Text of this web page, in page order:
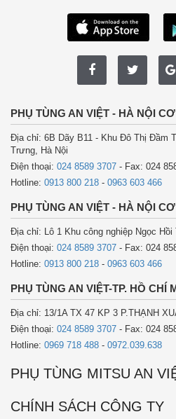
PHỤ TÙNG AN VIỆT - HÀ NỘI
Địa chỉ: 6B Dãy B11 - Khu Đô Thị Đầm
Trưng, Hà Nội
Điện thoại: 024 8589 3707 - Fax: 024
Hotline: 0913 800 218 - 0963 603 466
PHỤ TÙNG AN VIỆT - HÀ NỘI
Địa chỉ: Lô 1 Khu công nghiệp Ngọc Hồi
Điện thoại: 024 8589 3707 - Fax: 024
Hotline: 0913 800 218 - 0963 603 466
PHỤ TÙNG AN VIỆT-TP. HỒ CHÍ
Địa chỉ: 13/1A TX 47 KP 3 P.THẠNH
Điện thoại: 024 8589 3707 - Fax: 024
Hotline: 0969 718 488 - 0972.039.638
PHỤ TÙNG MITSU AN
CHÍNH SÁCH CÔNG TY